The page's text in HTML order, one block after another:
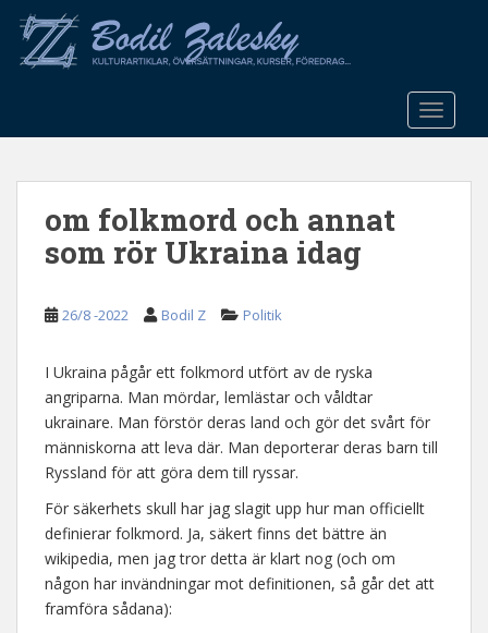
o
om folkmord och annat
som rör Ukraina idag
26/8 -2022 Bodil Z Politik
I Ukraina pågår ett folkmord utfört av de ryska
angriparna. Man mördar, lemlästar och våldtar
ukrainare. Man förstör deras land och gör det svårt för
människorna att leva där. Man deporterar deras barn till
Ryssland för att göra dem till ryssar.
För säkerhets skull har jag slagit upp hur man officiellt
definierar folkmord. Ja, säkert finns det bättre än
wikipedia, men jag tror detta är klart nog (och om
någon har invändningar mot definitionen, så går det att
framföra sådana):